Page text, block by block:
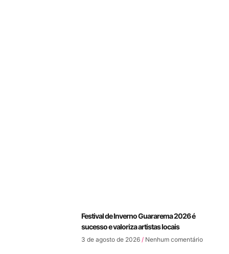
Festival de Inverno Guararema 2026 é
sucesso e valoriza artistas locais
3 de agosto de 2026 Nenhum comentário